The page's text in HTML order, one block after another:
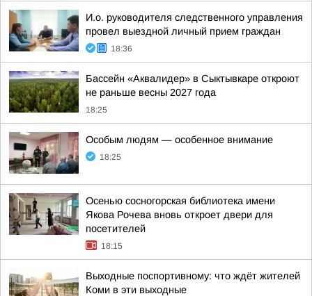
И.о. руководителя следственного управления
провел выездной личный прием граждан
18:36
Бассейн «Аквалидер» в Сыктывкаре откроют
не раньше весны 2027 года
18:25
Особым людям — особенное внимание
18:25
Осенью сосногорская библиотека имени
Якова Рочева вновь откроет двери для
посетителей
18:15
Выходные поспортивному: что ждёт жителей
Коми в эти выходные